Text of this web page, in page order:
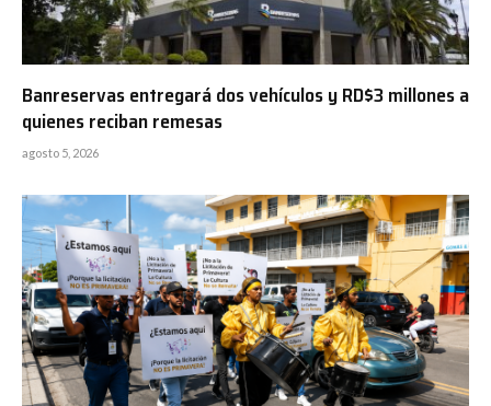
Banreservas entregará dos vehículos y RD$3 millones a
quienes reciban remesas
agosto 5, 2026